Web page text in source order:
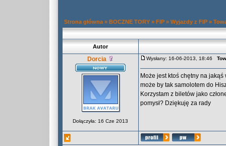
Strona główna » BOCZNE TORY » FIP » Wyjazdy z FIP »
Autor
Dorcia
Dołączyła: 16 Cze 2013
Wysłany: 16-06-2013, 18:46
Może jest ktoś chętny na
może by tak samolotem do
Korzystam z biletów jako
pomysł? Dziękuję za rady